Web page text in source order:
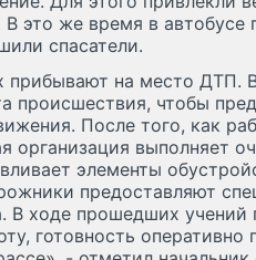
это же время в автобусе
спасатели.
на место ДТП.
происшествия, чтобы
После того, как
организация выполняет
элементы
предоставляют
В ходе прошедших учений
готовность оперативно